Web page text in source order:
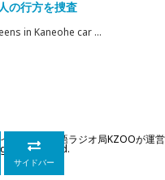
の行方を捜査
in Kaneohe car ...
州公認日本語ラジオ局KZOOが運営
Reserved.
サイドバー